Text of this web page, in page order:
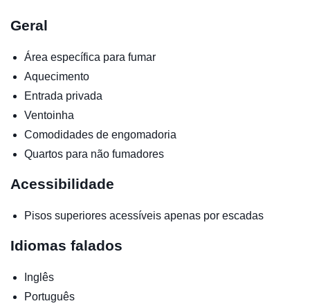
Geral
Área específica para fumar
Aquecimento
Entrada privada
Ventoinha
Comodidades de engomadoria
Quartos para não fumadores
Acessibilidade
Pisos superiores acessíveis apenas por escadas
Idiomas falados
Inglês
Português